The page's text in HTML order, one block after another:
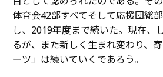
体育会42部すべてそして応援団総
し、2019年度まで続いた。現在、
るが、また新しく生まれ変わり、
ーツ」は続いていくであろう。